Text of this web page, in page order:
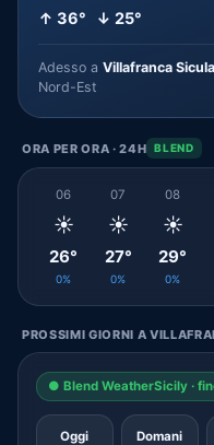
↑ 36° ↓ 25°
Adesso a Villafranca Sicula
Nord-Est
ORA PER ORA · 24H BLEND
06
☀️
26°
0%
07
☀️
27°
0%
08
☀️
29°
0%
PROSSIMI GIORNI A
● Blend WeatherSicily ·
Oggi Domani